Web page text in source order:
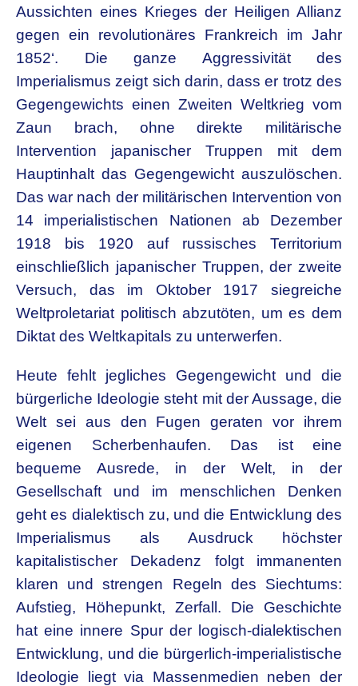
Aussichten eines Krieges der Heiligen Allianz
gegen ein revolutionäres Frankreich im Jahr
1852‘. Die ganze Aggressivität des
Imperialismus zeigt sich darin, dass er trotz des
Gegengewichts einen Zweiten Weltkrieg vom
Zaun brach, ohne direkte militärische
Intervention japanischer Truppen mit dem
Hauptinhalt das Gegengewicht auszulöschen.
Das war nach der militärischen Intervention von
14 imperialistischen Nationen ab Dezember
1918 bis 1920 auf russisches Territorium
einschließlich japanischer Truppen, der zweite
Versuch, das im Oktober 1917 siegreiche
Weltproletariat politisch abzutöten, um es dem
Diktat des Weltkapitals zu unterwerfen.
Heute fehlt jegliches Gegengewicht und die
bürgerliche Ideologie steht mit der Aussage, die
Welt sei aus den Fugen geraten vor ihrem
eigenen Scherbenhaufen. Das ist eine
bequeme Ausrede, in der Welt, in der
Gesellschaft und im menschlichen Denken
geht es dialektisch zu, und die Entwicklung des
Imperialismus als Ausdruck höchster
kapitalistischer Dekadenz folgt immanenten
klaren und strengen Regeln des Siechtums:
Aufstieg, Höhepunkt, Zerfall. Die Geschichte
hat eine innere Spur der logisch-dialektischen
Entwicklung, und die bürgerlich-imperialistische
Ideologie liegt via Massenmedien neben der